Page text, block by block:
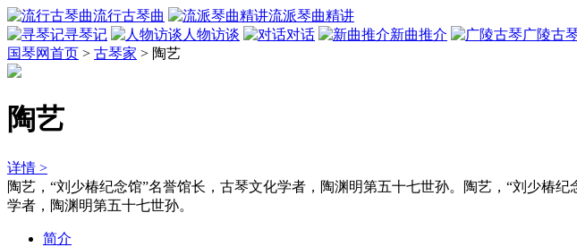
流行古琴曲
流派琴曲精讲
寻琴记
人物访谈 对话 新曲推介 广陵古
国琴网首页 > 古琴家 > 陶艺
陶艺
详情 >
陶艺，“刘少椿纪念馆”名誉馆长，古琴文化学者，陶渊明第五十七世孙。陶艺，“刘少椿
学者，陶渊明第五十七世孙。
简介